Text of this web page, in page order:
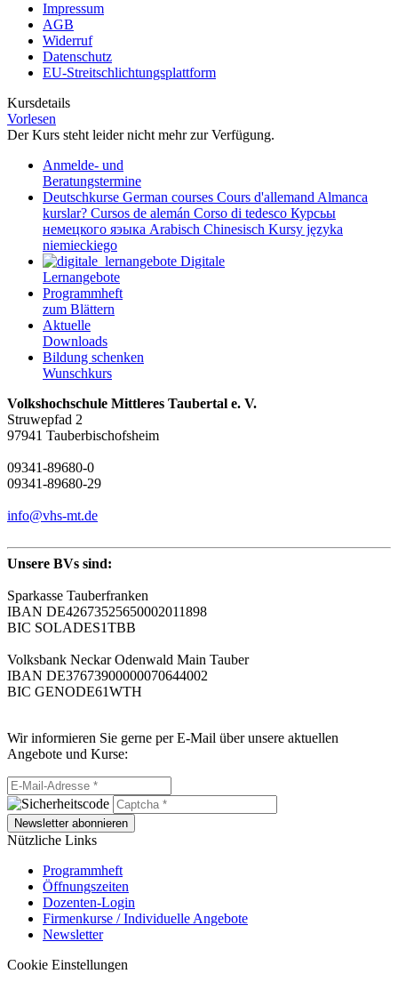
Impressum
AGB
Widerruf
Datenschutz
EU-Streitschlichtungsplattform
Kursdetails
Vorlesen
Der Kurs steht leider nicht mehr zur Verfügung.
Anmelde- und
Beratungstermine
Deutschkurse German courses Cours d'allemand Almanca
kurslar? Cursos de alemán Corso di tedesco Курсьы
немецкого яэыка Arabisch Chinesisch Kursy języka
niemieckiego
Digitale
Lernangebote
Programmheft
zum Blättern
Aktuelle
Downloads
Bildung schenken
Wunschkurs
Volkshochschule Mittleres Taubertal e. V.
Struwepfad 2
97941 Tauberbischofsheim
09341-89680-0
09341-89680-29
info@vhs-mt.de
Unsere BVs sind:
Sparkasse Tauberfranken
IBAN DE42673525650002011898
BIC SOLADES1TBB
Volksbank Neckar Odenwald Main Tauber
IBAN DE37673900000070644002
BIC GENODE61WTH
Wir informieren Sie gerne per E-Mail über unsere aktuellen
Angebote und Kurse:
Newsletter abonnieren
Nützliche Links
Programmheft
Öffnungszeiten
Dozenten-Login
Firmenkurse / Individuelle Angebote
Newsletter
Cookie Einstellungen